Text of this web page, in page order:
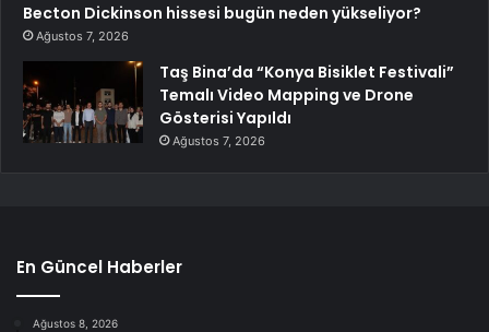
Becton Dickinson hissesi bugün neden yükseliyor?
Ağustos 7, 2026
Taş Bina’da “Konya Bisiklet Festivali”
Temalı Video Mapping ve Drone
Gösterisi Yapıldı
Ağustos 7, 2026
En Güncel Haberler
Ağustos 8, 2026